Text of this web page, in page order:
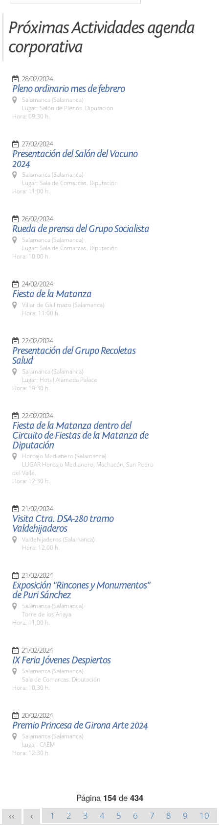
Próximas Actividades agenda
corporativa
28/02/2024
Pleno ordinario mes de febrero
Salamanca (Salamanca)
Lugar: Salón de Plenos. Diputación
Hora: 09:30 h.
27/02/2024
Presentación del Salón del Vacuno
2024
Salamanca (Salamanca)
Lugar: Sala de Comarcas. Diputación
Hora: 11:00 h.
26/02/2024
Rueda de prensa del Grupo Socialista
Salamanca (Salamanca)
Lugar: Sala de Comarcas. Diputación
Hora: 10.00 h.
24/02/2024
Fiesta de la Matanza
Villar de Gallimazo (Salamanca)
Hora: 11:00 h.
22/02/2024
Presentación del Grupo Recoletas
Salud
Salamanca (Salamanca)
Lugar: Hotel Alameda Palace
Hora: 19:30 h.
22/02/2024
Fiesta de la Matanza dentro del
Circuito de Fiestas de la Matanza de
Diputación
Horcajo Medianero (Salamanca)
LUGAR Horcajo Medianero, Machacón, San Pedro
del Valle.
Hora: 12:30 h.
21/02/2024
Visita Ctra. DSA-280 tramo
Valdehijaderos
Valdehijaderos (Salamanca)
Hora: 12,00 h.
21/02/2024
Exposición "Rincones y Monumentos"
de Puri Sánchez
Salamanca (Salamanca)
Torre de los Anaya
Hora: 11,00 h.
21/02/2024
IX Feria Jóvenes Despiertos
Salamanca (Salamanca)
Sala de Comarcas. Diputación
Hora: 10,30 h.
20/02/2024
Premio Princesa de Girona Arte 2024
Salamanca (Salamanca)
Lugar: CAEM
Hora: 12:30 h.
Página 154de 434
<< < 1 2 3 4 5 6 7 8 9
10